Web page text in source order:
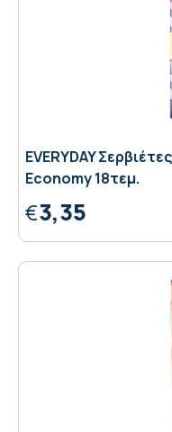
EVERYDAY
Economy 18τεμ.
€3,35